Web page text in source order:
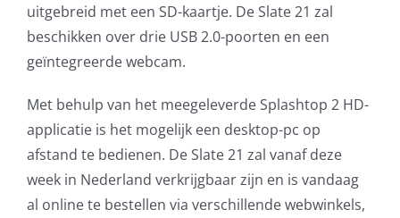
uitgebreid met een SD-kaartje. De Slate 21 zal
beschikken over drie USB 2.0-poorten en een
geïntegreerde webcam.
Met behulp van het meegeleverde Splashtop 2 HD-
applicatie is het mogelijk een desktop-pc op
afstand te bedienen. De Slate 21 zal vanaf deze
week in Nederland verkrijgbaar zijn en is vandaag
al online te bestellen via verschillende webwinkels,